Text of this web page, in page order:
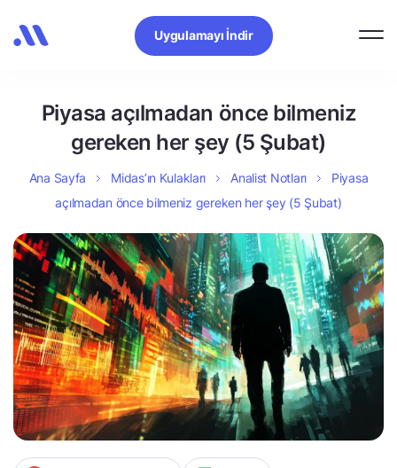
Uygulamayı İndir
Piyasa açılmadan önce bilmeniz
gereken her şey (5 Şubat)
Ana Sayfa Midas’ın Kulakları Analist Notları
Piyasa
açılmadan önce bilmeniz gereken her şey (5 Şubat)